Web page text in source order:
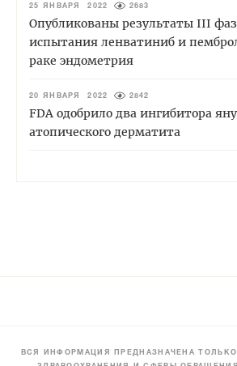
25 ЯНВАРЯ 2022 2683
Опубликованы результаты III
испытания ленватиниб и
раке эндометрия
20 ЯНВАРЯ 2022 2842
FDA одобрило два ингибитора
атопического дерматита
ВСЯ ИНФОРМАЦИЯ ПРЕДНАЗНАЧЕНА